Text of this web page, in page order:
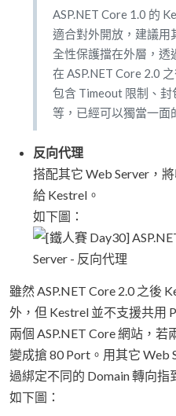
ASP.NET Core 1.0 的
適合對外開放，建議用
全性保護擋在外層，透
在 ASP.NET Core 2.0
包含 Timeout 限制、
等，已經可以獨當一面
反向代理
搭配其它 Web Server，
給 Kestrel。
如下圖：
雖然 ASP.NET Core 2.0 之後
外，但 Kestrel 並不支援共用
兩個 ASP.NET Core 網站，
變成搶 80 Port。用其它 Web
過綁定不同的 Domain 轉向指
如下圖：